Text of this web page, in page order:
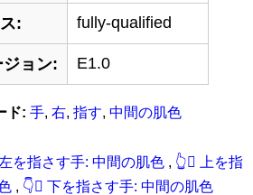
: fully-qualified
ョン: E1.0
ド: 手, 右, 指す, 中間の肌色
を指さす手: 中間の肌色 , 👆‍🏽 上を指
, 👇‍🏽 下を指さす手: 中間の肌色